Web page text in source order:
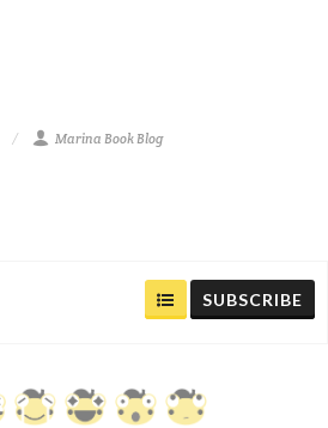
Marina Book Blog
SUBSCRIBE